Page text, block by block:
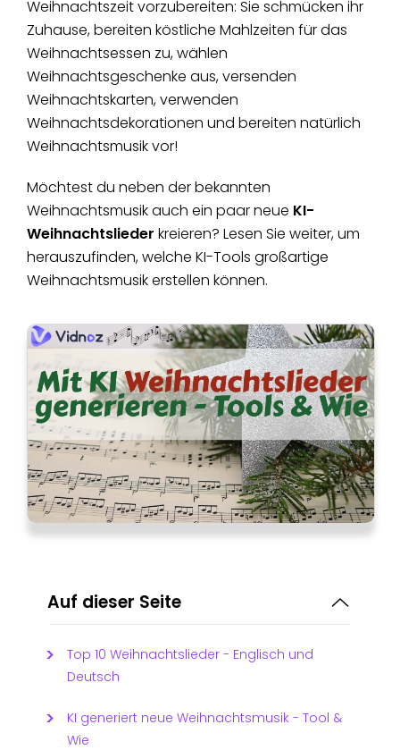
Weihnachtszeit vorzubereiten: Sie schmücken ihr
Zuhause, bereiten köstliche Mahlzeiten für das
Weihnachtsessen zu, wählen
Weihnachtsgeschenke aus, versenden
Weihnachtskarten, verwenden
Weihnachtsdekorationen und bereiten natürlich
Weihnachtsmusik vor!
Möchtest du neben der bekannten
Weihnachtsmusik auch ein paar neue KI-
Weihnachtslieder kreieren? Lesen Sie weiter, um
herauszufinden, welche KI-Tools großartige
Weihnachtsmusik erstellen können.
Auf dieser Seite
Top 10 Weihnachtslieder - Englisch und
Deutsch
KI generiert neue Weihnachtsmusik - Tool &
Wie